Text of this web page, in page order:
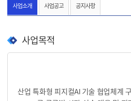
사업소개 사업공고 공지사항
사업목적
산업 특화형 피지컬AI 기술 협업체계